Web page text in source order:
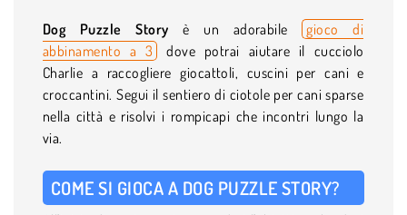
Dog Puzzle Story è un adorabile gioco di
abbinamento a 3
dove potrai aiutare il cucciolo
Charlie a raccogliere giocattoli, cuscini per cani e
croccantini. Segui il sentiero di ciotole per cani sparse
nella città e risolvi i rompicapi che incontri lungo la
via.
COME SI GIOCA A DOG PUZZLE STORY?